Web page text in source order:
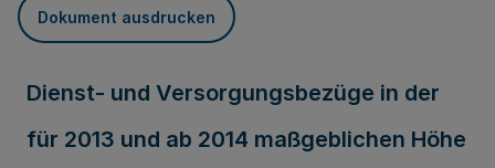
Dokument ausdrucken
Dienst- und Versorgungsbezüge in der
für 2013 und ab 2014 maßgeblichen Höhe